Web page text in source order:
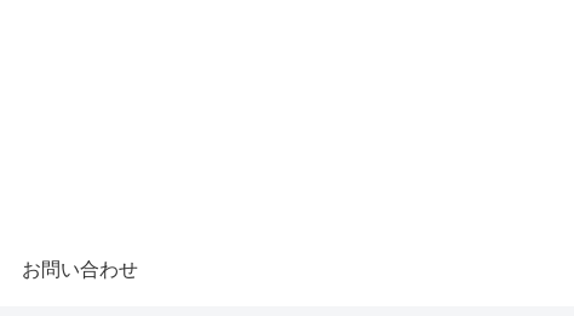
お問い合わせ